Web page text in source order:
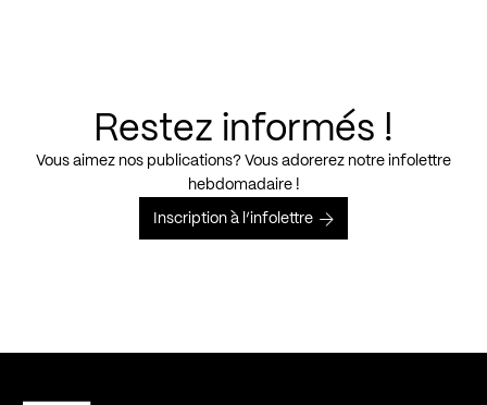
Restez informés !
Vous aimez nos publications? Vous adorerez notre infolettre
hebdomadaire !
Inscription à l’infolettre